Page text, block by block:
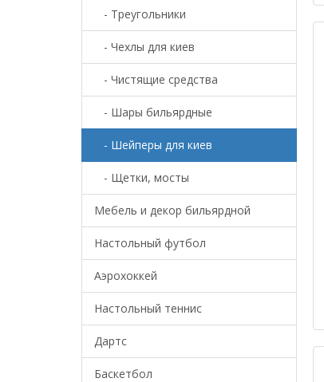
- Треугольники
- Чехлы для киев
- Чистящие средства
- Шары бильярдные
- Шейперы для киев
- Щетки, мосты
Мебель и декор бильярдной
Настольный футбол
Аэрохоккей
Настольный теннис
Дартс
Баскетбол